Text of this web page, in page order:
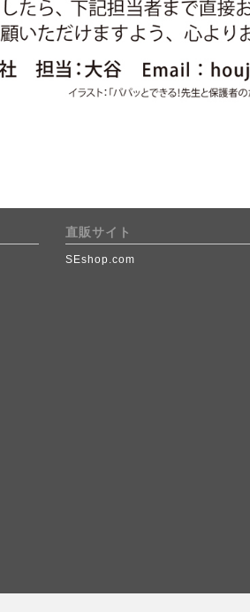
直販サイト
SEshop.com